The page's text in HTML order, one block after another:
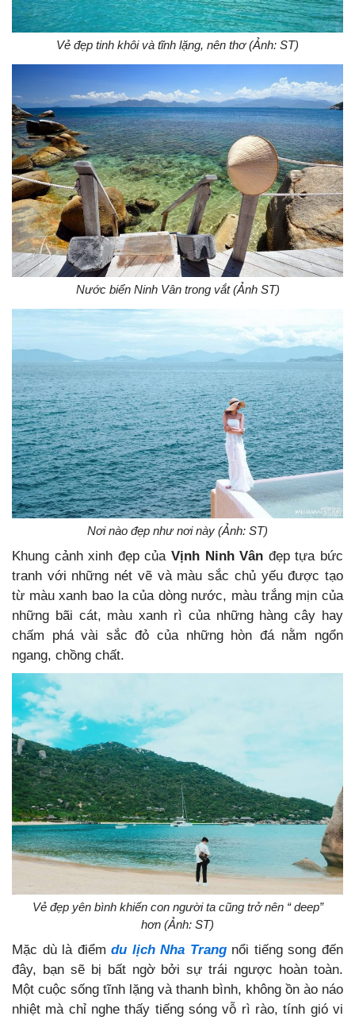
Vẻ đẹp tinh khôi và tĩnh lặng, nên thơ (Ảnh: ST)
Nước biển Ninh Vân trong vắt (Ảnh ST)
Nơi nào đẹp như nơi này (Ảnh: ST)
Khung cảnh xinh đẹp của Vịnh Ninh Vân đẹp tựa bức
tranh với những nét vẽ và màu sắc chủ yếu được tạo
từ màu xanh bao la của dòng nước, màu trắng mịn của
những bãi cát, màu xanh rì của những hàng cây hay
chấm phá vài sắc đỏ của những hòn đá nằm ngổn
ngang, chồng chất.
Vẻ đẹp yên bình khiến con người ta cũng trở nên “ deep”
hơn (Ảnh: ST)
Mặc dù là điểmdu lịch Nha Trangnổi tiếng song đến
đây, bạn sẽ bị bất ngờ bởi sự trái ngược hoàn toàn.
Một cuộc sống tĩnh lặng và thanh bình, không ồn ào náo
nhiệt mà chỉ nghe thấy tiếng sóng vỗ rì rào, tính gió vi